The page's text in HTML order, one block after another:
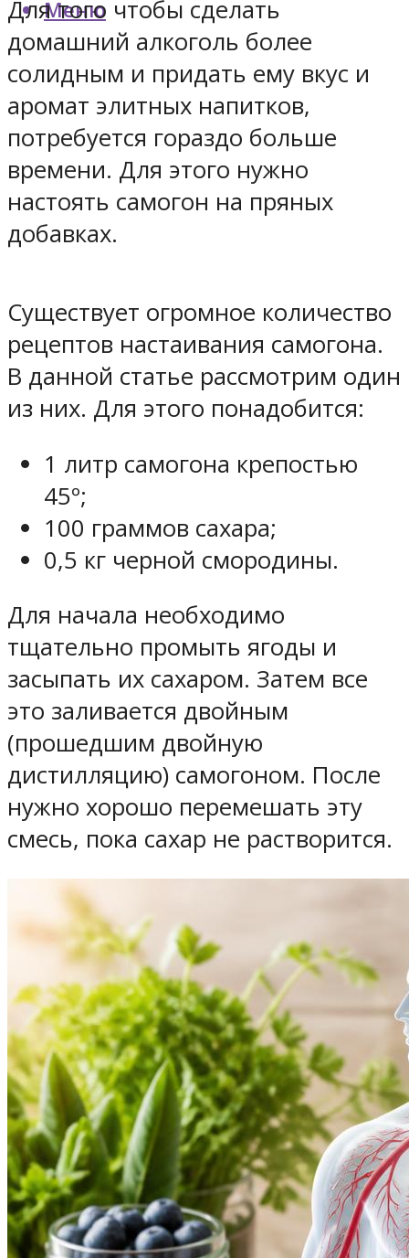
Меню
Для того чтобы сделать
домашний алкоголь более
солидным и придать ему вкус и
аромат элитных напитков,
потребуется гораздо больше
времени. Для этого нужно
настоять самогон на пряных
добавках.
Существует огромное количество
рецептов настаивания самогона.
В данной статье рассмотрим один
из них. Для этого понадобится:
1 литр самогона крепостью
45º;
100 граммов сахара;
0,5 кг черной смородины.
Для начала необходимо
тщательно промыть ягоды и
засыпать их сахаром. Затем все
это заливается двойным
(прошедшим двойную
дистилляцию) самогоном. После
нужно хорошо перемешать эту
смесь, пока сахар не растворится.